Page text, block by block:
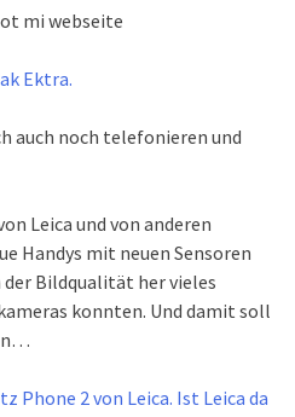
mi webseite
Ektra.
auch noch telefonieren und
Leica und von anderen
Handys mit neuen Sensoren
der Bildqualität her vieles
konnten. Und damit soll
Phone 2 von Leica. Ist Leica da